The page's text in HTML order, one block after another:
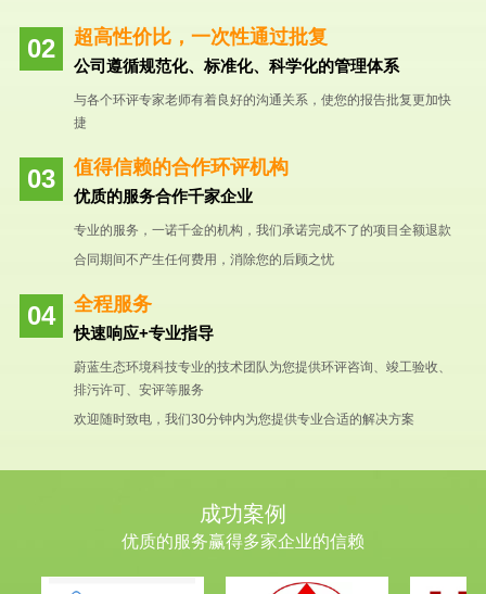
超高性价比，一次性通过批复
公司遵循规范化、标准化、科学化的管理体系
与各个环评专家老师有着良好的沟通关系，使您的报告批复更加快
捷
值得信赖的合作环评机构
优质的服务合作千家企业
专业的服务，一诺千金的机构，我们承诺完成不了的项目全额退款
合同期间不产生任何费用，消除您的后顾之忧
全程服务
快速响应+专业指导
蔚蓝生态环境科技专业的技术团队为您提供环评咨询、竣工验收、
排污许可、安评等服务
欢迎随时致电，我们30分钟内为您提供专业合适的解决方案
成功案例
优质的服务赢得多家企业的信赖